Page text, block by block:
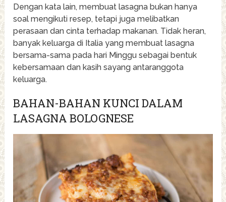
Dengan kata lain, membuat lasagna bukan hanya
soal mengikuti resep, tetapi juga melibatkan
perasaan dan cinta terhadap makanan. Tidak heran,
banyak keluarga di Italia yang membuat lasagna
bersama-sama pada hari Minggu sebagai bentuk
kebersamaan dan kasih sayang antaranggota
keluarga.
BAHAN-BAHAN KUNCI DALAM
LASAGNA BOLOGNESE